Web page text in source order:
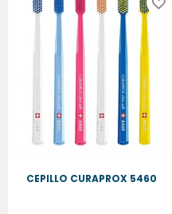
CEPILLO CURAPROX 5460